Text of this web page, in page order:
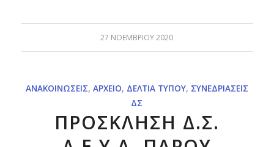
27 ΝΟΕΜΒΡΊΟΥ 2020
ΑΝΑΚΟΙΝΏΣΕΙΣ, ΑΡΧΕΊΟ, ΔΕΛΤΊΑ ΤΎΠΟΥ, ΣΥΝΕΔΡΙΆΣΕΙΣ
ΔΣ
ΠΡΟΣΚΛΗΣΗ Δ.Σ.